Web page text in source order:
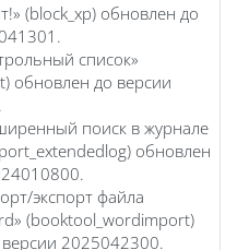
(block_xp) обновлен до
список»
обновлен до версии
поиск в журнале
обновлен
экспорт файла
(booktool_wordimport)
2025042300.